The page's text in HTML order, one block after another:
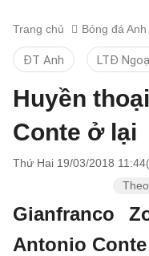
Trang chủ Bóng đá Anh
ĐT Anh LTĐ
Huyền
Conte ở lại
Thứ Hai 19/03/2018
Gianfranco
Antonio